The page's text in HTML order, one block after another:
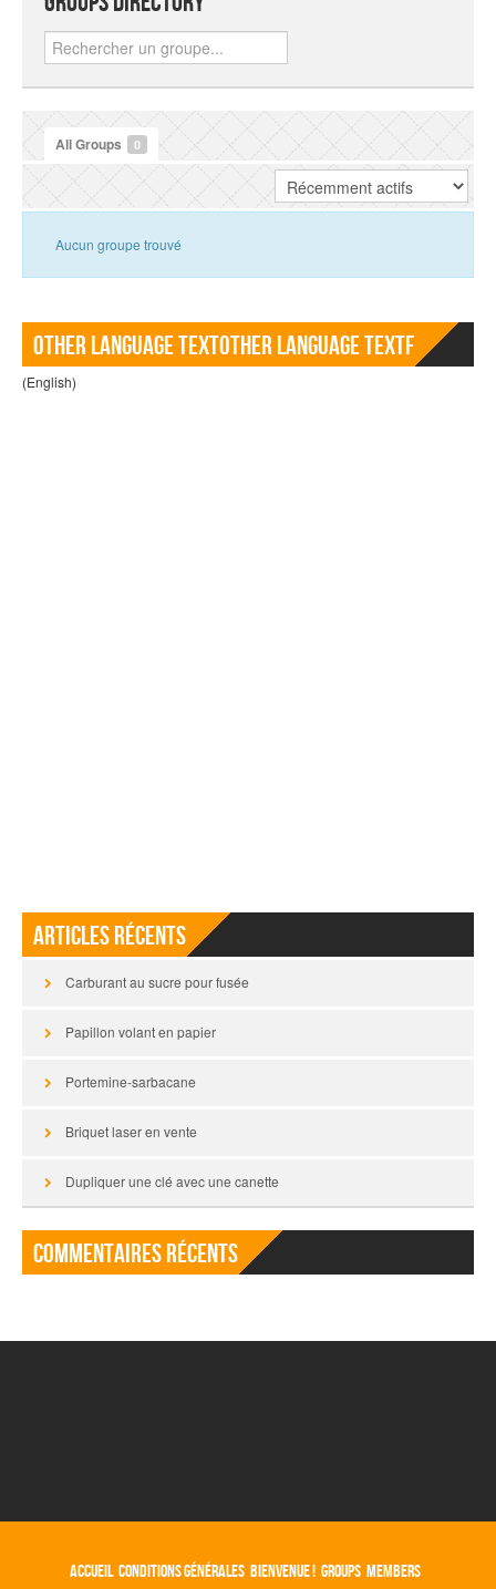
All Groups 0
Aucun groupe trouvé
Other language TextOther language Textf
(English)
Articles récents
Carburant au sucre pour fusée
Papillon volant en papier
Portemine-sarbacane
Briquet laser en vente
Dupliquer une clé avec une canette
Commentaires récents
ACCUEIL CONDITIONS GÉNÉRALES BIENVENUE ! GROUPS MEMBERS